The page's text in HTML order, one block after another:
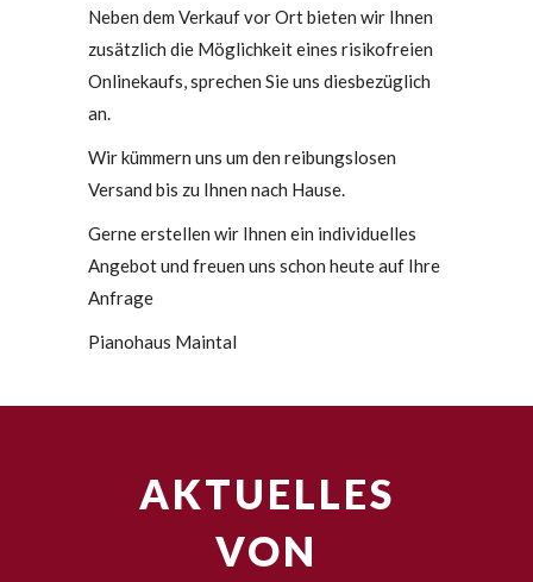
Neben dem Verkauf vor Ort bieten wir Ihnen
zusätzlich die Möglichkeit eines risikofreien
Onlinekaufs, sprechen Sie uns diesbezüglich
an.
Wir kümmern uns um den reibungslosen
Versand bis zu Ihnen nach Hause.
Gerne erstellen wir Ihnen ein individuelles
Angebot und freuen uns schon heute auf Ihre
Anfrage
Pianohaus Maintal
AKTUELLES
VON